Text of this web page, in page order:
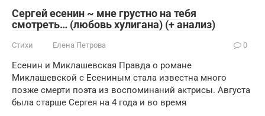
Сергей есенин ~ мне грустно на тебя
смотреть… (любовь хулигана) (+ анализ)
Стихи Елена Петрова 0
Есенин и Миклашевская Правда о романе
Миклашевской с Есениным стала известна много
позже смерти поэта из воспоминаний актрисы. Августа
была старше Сергея на 4 года и во время